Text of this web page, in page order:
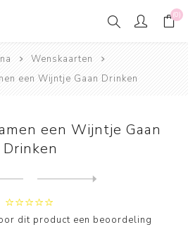
(0)
Wenskaarten
een Wijntje Gaan Drinken
een Wijntje Gaan
Drinken
dit product een beoordeling